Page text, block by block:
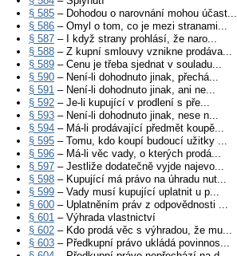
§ 585 – Dohodou o narovnání mohou účast...
§ 586 – Omyl o tom, co je mezi stranami...
§ 587 – I když strany prohlásí, že naro...
§ 588 – Z kupní smlouvy vznikne prodáva...
§ 589 – Cenu je třeba sjednat v souladu...
§ 590 – Není-li dohodnuto jinak, přechá...
§ 591 – Není-li dohodnuto jinak, ani ne...
§ 592 – Je-li kupující v prodlení s pře...
§ 593 – Není-li dohodnuto jinak, nese n...
§ 594 – Má-li prodávající předmět koupě...
§ 595 – Tomu, kdo koupí budoucí užitky ...
§ 596 – Má-li věc vady, o kterých prodá...
§ 597 – Jestliže dodatečně vyjde najevo...
§ 598 – Kupující má právo na úhradu nut...
§ 599 – Vady musí kupující uplatnit u p...
§ 600 – Uplatněním práv z odpovědnosti ...
§ 601 – Výhrada vlastnictví
§ 602 – Kdo prodá věc s výhradou, že mu...
§ 603 – Předkupní právo ukládá povinnos...